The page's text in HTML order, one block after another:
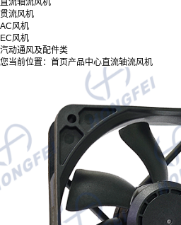
直流轴流风机
贯流风机
AC风机
EC风机
汽动通风及配件类
您当前位置： 首页产品中心直流轴流风机